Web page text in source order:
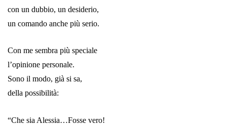
con un dubbio, un desiderio,
un comando anche più serio.
Con me sembra più speciale
l’opinione personale.
Sono il modo, già si sa,
della possibilità:
“Che sia Alessia…Fosse vero!